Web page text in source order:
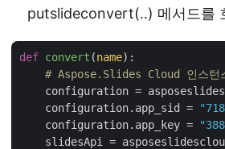
putslideconvert(..) 메서드를
def convert (name):
# Aspose.Slides Cloud 인스턴
configuration =
    configuration.app_sid =
    configuration.app_key =
slidesApi =